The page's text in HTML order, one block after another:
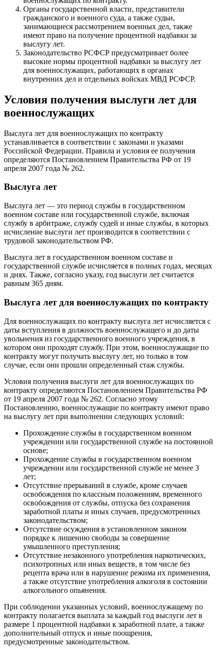
Органы государственной власти, представители
гражданского и военного суда, а также судьи,
занимающиеся рассмотрением военных дел, также
имеют право на получение процентной надбавки за
выслугу лет.
Законодательство РСФСР предусматривает более
высокие нормы процентной надбавки за выслугу лет
для военнослужащих, работающих в органах
внутренних дел и отдельных войсках МВД РСФСР.
Условия получения выслуги лет для
военнослужащих
Выслуга лет для военнослужащих по контракту
устанавливается в соответствии с законами и указами
Российской Федерации. Правила и условия ее получения
определяются Постановлением Правительства РФ от 19
апреля 2007 года № 262.
Выслуга лет
Выслуга лет — это период службы в государственном
военном составе или государственной службе, включая
службу в арбитраже, службу судей и иные службы, в которых
исчисление выслуги лет производится в соответствии с
трудовой законодательством РФ.
Выслуга лет в государственном военном составе и
государственной службе исчисляется в полных годах, месяцах
и днях. Также, согласно указу, год выслуги лет считается
равным 365 дням.
Выслуга лет для военнослужащих по контракту
Для военнослужащих по контракту выслуга лет исчисляется с
даты вступления в должность военнослужащего и до даты
увольнения из государственного военного учреждения, в
котором они проходят службу. При этом, военнослужащие по
контракту могут получать выслугу лет, но только в том
случае, если они прошли определенный стаж службы.
Условия получения выслуги лет для военнослужащих по
контракту определяются Постановлением Правительства РФ
от 19 апреля 2007 года № 262. Согласно этому
Постановлению, военнослужащие по контракту имеют право
на выслугу лет при выполнении следующих условий:
Прохождение службы в государственном военном
учреждении или государственной службе на постоянной
основе;
Прохождение службы в государственном военном
учреждении или государственной службе не менее 3
лет;
Отсутствие прерываний в службе, кроме случаев
освобождения по классным положениям, временного
освобождения от службы, отпуска без сохранения
заработной платы и иных случаев, предусмотренных
законодательством;
Отсутствие осуждения в установленном законом
порядке к лишению свободы за совершение
умышленного преступления;
Отсутствие незаконного употребления наркотических,
психотропных или иных веществ, в том числе без
рецепта врача или в нарушение режима их применения,
а также отсутствие употребления алкоголя в состоянии
алкогольного опьянения.
При соблюдении указанных условий, военнослужащему по
контракту полагается выплата за каждый год выслуги лет в
размере 1 процентной надбавки к заработной плате, а также
дополнительный отпуск и иные поощрения,
предусмотренные законодательством.